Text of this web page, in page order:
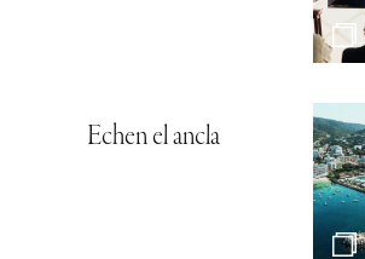
Echen el ancla